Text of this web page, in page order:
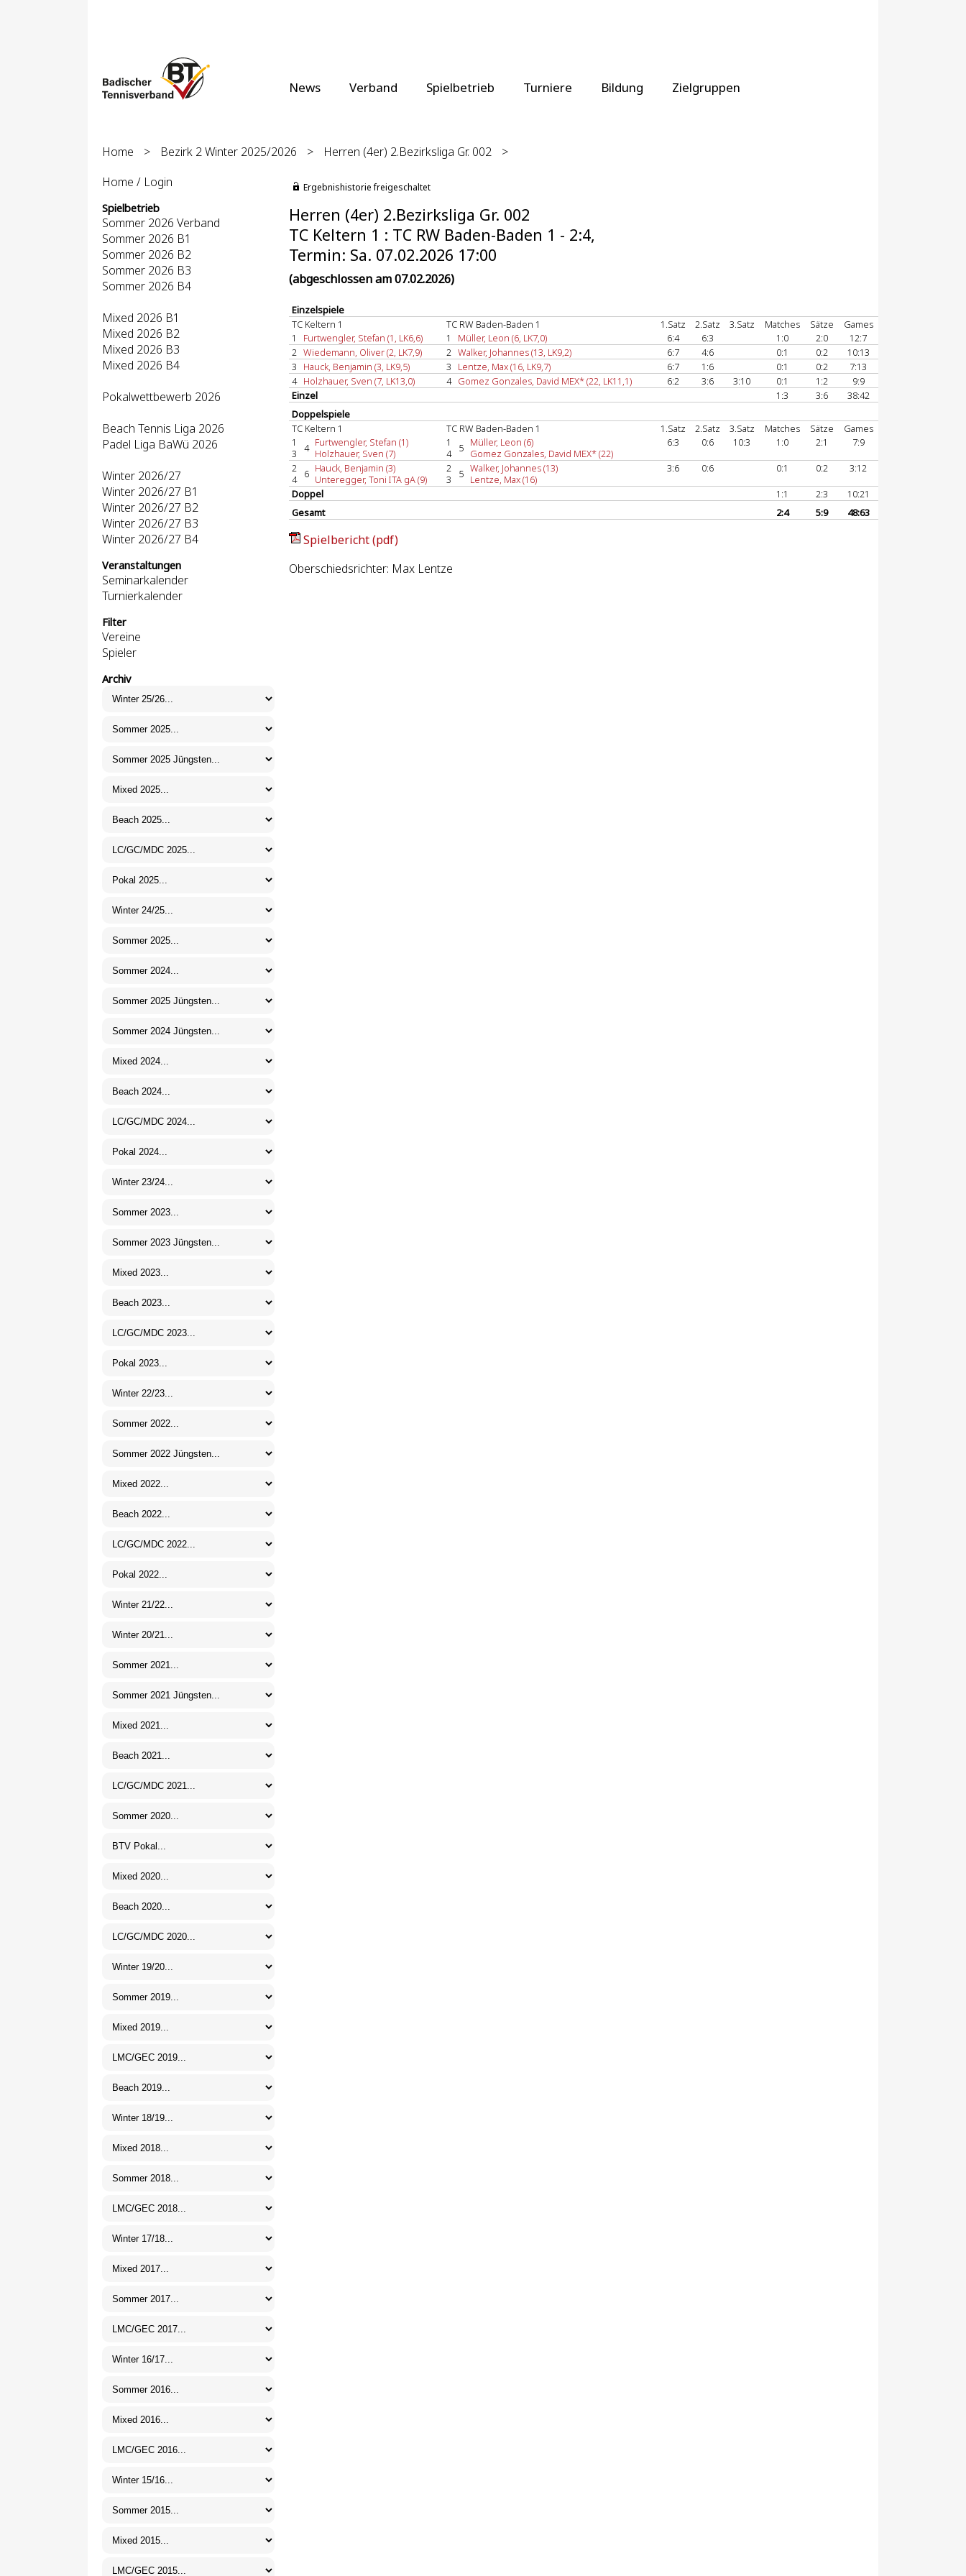
News Verband Spielbetrieb Turniere Bildung Zielgruppen
Home > Bezirk 2 Winter 2025/2026 > Herren (4er) 2.Bezirksliga Gr. 002
>
Home / Login
Spielbetrieb
Sommer 2026 Verband
Sommer 2026 B1
Sommer 2026 B2
Sommer 2026 B3
Sommer 2026 B4
Mixed 2026 B1
Mixed 2026 B2
Mixed 2026 B3
Mixed 2026 B4
Pokalwettbewerb 2026
Beach Tennis Liga 2026
Padel Liga BaWü 2026
Winter 2026/27
Winter 2026/27 B1
Winter 2026/27 B2
Winter 2026/27 B3
Winter 2026/27 B4
Veranstaltungen
Seminarkalender
Turnierkalender
Filter
Vereine
Spieler
Archiv
Ergebnishistorie freigeschaltet
Herren (4er) 2.Bezirksliga Gr. 002
TC Keltern 1 : TC RW Baden-Baden 1 - 2:4,
Termin: Sa. 07.02.2026 17:00
(abgeschlossen am 07.02.2026)
Einzelspiele
TC Keltern 1
TC RW Baden-Baden 1 1.Satz 2.Satz 3.Satz Matches Sätze
Games
1
Furtwengler, Stefan (1, LK6,6) 1 Müller, Leon (6, LK7,0) 6:4 6:3 1:0 2:0
12:7
2 Wiedemann, Oliver (2, LK7,9) 2 Walker, Johannes (13, LK9,2) 6:7 4:6 0:1 0:2
10:13
3
Hauck, Benjamin (3, LK9,5) 3 Lentze, Max (16, LK9,7) 6:7 1:6 0:1 0:2
7:13
4 Holzhauer, Sven (7, LK13,0) 4 Gomez Gonzales, David MEX* (22, LK11,1) 6:2 3:6 3:10 0:1 1:2
9:9
Einzel
1:3 3:6
38:42
Doppelspiele
TC Keltern 1
TC RW Baden-Baden 1 1.Satz 2.Satz 3.Satz Matches Sätze
Games
1
3
4 Furtwengler, Stefan (1)
Holzhauer, Sven (7)
1
4
5 Müller, Leon (6)
Gomez Gonzales, David MEX* (22)
6:3 0:6 10:3 1:0 2:1
7:9
2
4
6 Hauck, Benjamin (3)
Unteregger, Toni ITA gA (9)
2
3
5 Walker, Johannes (13)
Lentze, Max (16)
3:6 0:6 0:1 0:2
3:12
Doppel
1:1 2:3
10:21
Gesamt
2:4 5:9 48:63
Spielbericht (pdf)
Oberschiedsrichter: Max Lentze